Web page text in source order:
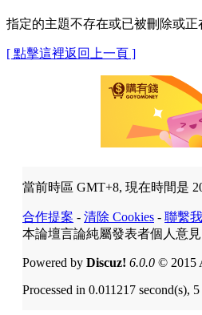
指定的主題不存在或已被刪除或正
[ 點擊這裡返回上一頁 ]
當前時區 GMT+8, 現在時間是
合作提案 - 清除 Cookies - 聯繫
本論壇言論純屬發表者個人意
Powered by Discuz! 6.0.0 © 2015
Processed in 0.011217 second(s),